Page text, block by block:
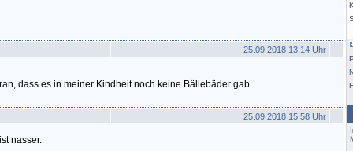
25.09.2018 13:14 Uhr
dass es in meiner Kindheit noch keine Bällebäder gab...
25.09.2018 15:58 Uhr
nasser.